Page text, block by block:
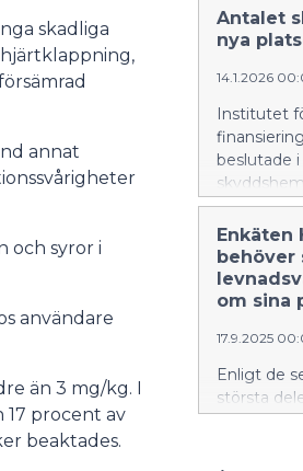
skadliga
annat
och syror i
användare
än 3 mg/kg. I
17 procent av
beaktades.
korthet:
skärmtid
skärmtid
timmes
timmar
ska vara
program
för skadligt
sociala
Antalet
nya
14.1.2026
Institutet
beslutade
nuvarande
regioner.
det
ökningen i
att bättre
andra
antalet
fullt 179
Enkäten
behöver
om sina
17.9.2025
Enligt de
största
diskutera
eftersom